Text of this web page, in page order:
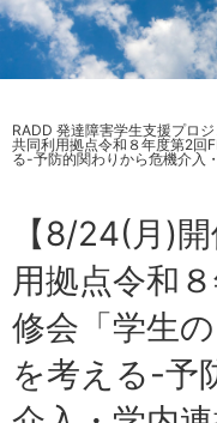
RADD 発達障害学生支援プロジ
共同利用拠点令和８年度第2回
る-予防的関わりから危機介入
【8/24(月)
用拠点令和
修会「学生
を考える-予